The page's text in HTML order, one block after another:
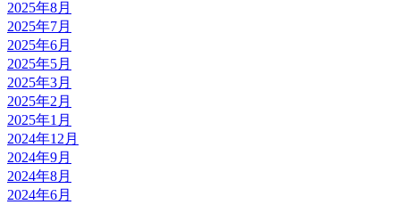
2025年8月
2025年7月
2025年6月
2025年5月
2025年3月
2025年2月
2025年1月
2024年12月
2024年9月
2024年8月
2024年6月